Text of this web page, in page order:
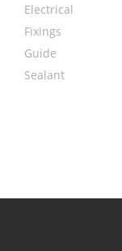
Electrical
Fixings
Guide
Sealant